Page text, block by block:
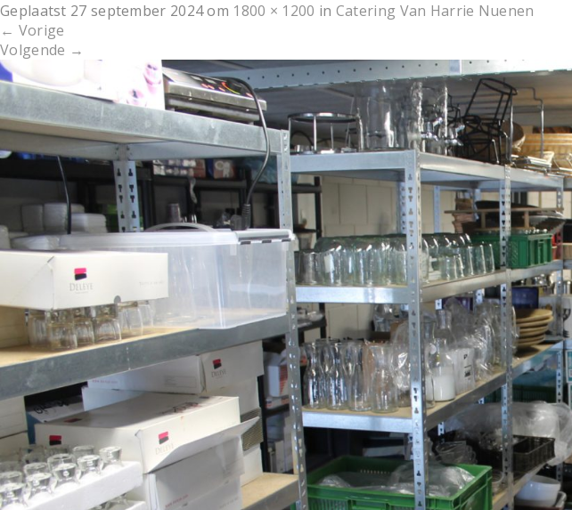
Geplaatst 27 september 2024om 1800 × 1200 in Catering Van Harrie Nuenen
← Vorige
Volgende →